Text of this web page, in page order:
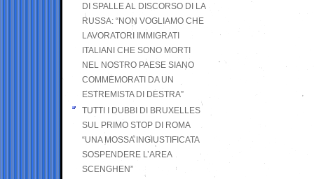
DI SPALLE AL DISCORSO DI LA
RUSSA: “NON VOGLIAMO CHE
LAVORATORI IMMIGRATI
ITALIANI CHE SONO MORTI
NEL NOSTRO PAESE SIANO
COMMEMORATI DA UN
ESTREMISTA DI DESTRA”
TUTTI I DUBBI DI BRUXELLES
SUL PRIMO STOP DI ROMA
“UNA MOSSA INGIUSTIFICATA
SOSPENDERE L’AREA
SCENGHEN”